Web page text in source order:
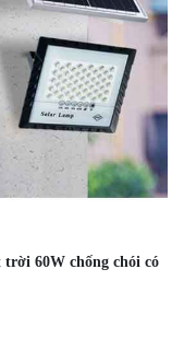
60W chống chói có